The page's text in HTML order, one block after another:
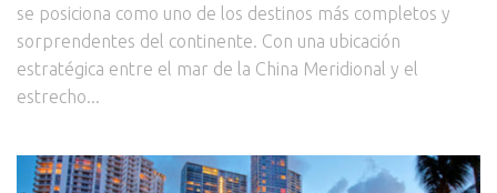
se posiciona como uno de los destinos más completos y
sorprendentes del continente. Con una ubicación
estratégica entre el mar de la China Meridional y el
estrecho...